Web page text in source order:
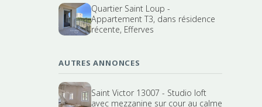
Quartier Saint Loup -
Appartement T3, dans résidence
récente, Efferves
AUTRES ANNONCES
Saint Victor 13007 - Studio loft
avec mezzanine sur cour au calme